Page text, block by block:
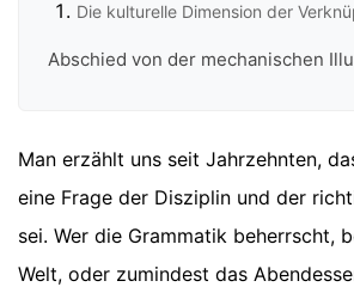
Die kulturelle Dimension der
Abschied von der mechanischen
Man erzählt uns seit Jahrzehnten,
eine Frage der Disziplin und der
sei. Wer die Grammatik beherrscht,
Welt, oder zumindest das